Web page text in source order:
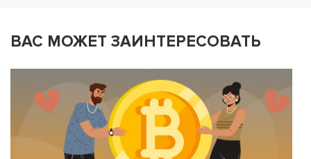
ВАС МОЖЕТ ЗАИНТЕРЕСОВАТЬ